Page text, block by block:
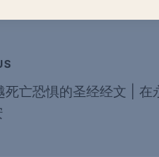
死亡恐惧的圣经经文 | 在